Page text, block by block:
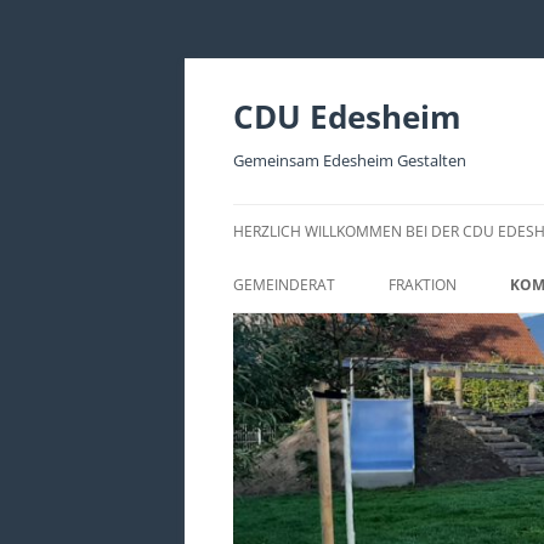
CDU Edesheim
Gemeinsam Edesheim Gestalten
HERZLICH WILLKOMMEN BEI DER CDU
GEMEINDERAT FRAKTION
AKTUELLE
ANTRÄGE